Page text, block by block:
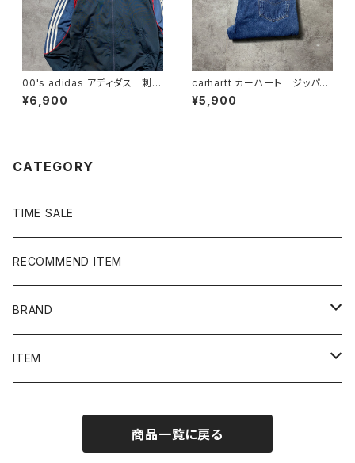
00's adidas アディダス 刺繍
ワンポイント バックプリント
サイドストライプ マルチカラ
¥6,900
carhartt カーハート ジッパー
フライ 裏地ブランケット付き
レザーパッチ 濃紺 デニムパ
¥5,900
CATEGORY
TIME SALE
RECOMMEND ITEM
BRAND
NIKE
ITEM
商品一覧に戻る